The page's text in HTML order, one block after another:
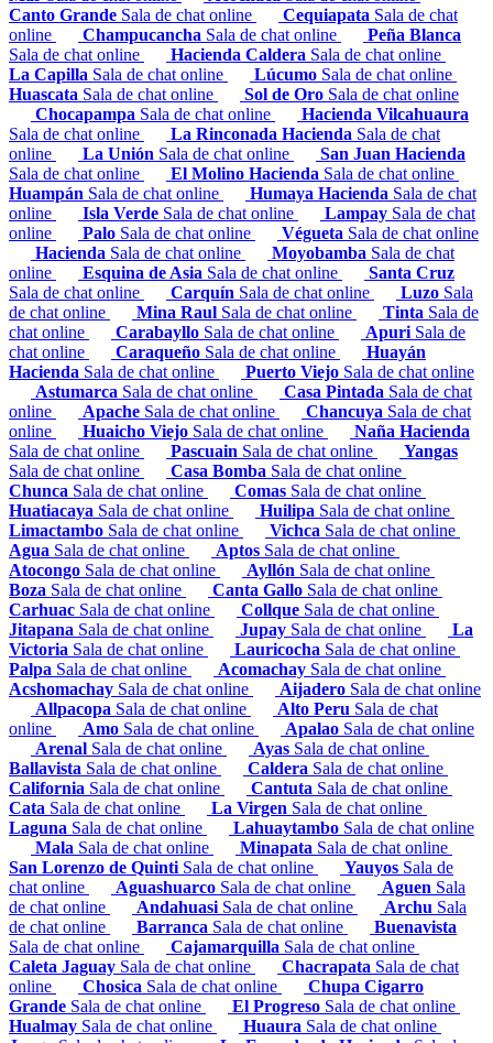
Canto Grande Sala de chat online Cequiapata Sala de chat
online
Champucancha Sala de chat online
Peña Blanca
Sala de chat online
Hacienda Caldera Sala de chat online
La Capilla Sala de chat online Lúcumo Sala de chat online
Huascata Sala de chat online Sol de Oro Sala de chat online
Chocapampa Sala de chat online
Hacienda Vilcahuaura
Sala de chat online
La Rinconada Hacienda Sala de chat
online
La Unión Sala de chat online
San Juan Hacienda
Sala de chat online
El Molino Hacienda Sala de chat online
Huampán Sala de chat online Humaya Hacienda Sala de chat
online
Isla Verde Sala de chat online Lampay Sala de chat
online
Palo Sala de chat online Végueta Sala de chat online
Hacienda Sala de chat online Moyobamba Sala de chat
online
Esquina de Asia Sala de chat online
Santa Cruz
Sala de chat online
Carquín Sala de chat online Luzo Sala
de chat online
Mina Raul Sala de chat online Tinta Sala de
chat online
Carabayllo Sala de chat online Apuri Sala de
chat online
Caraqueño Sala de chat online
Huayán
Hacienda Sala de chat online Puerto Viejo Sala de chat online
Astumarca Sala de chat online Casa Pintada Sala de chat
online
Apache Sala de chat online Chancuya Sala de chat
online
Huaicho Viejo Sala de chat online
Naña Hacienda
Sala de chat online
Pascuain Sala de chat online
Yangas
Sala de chat online
Casa Bomba Sala de chat online
Chunca Sala de chat online Comas Sala de chat online
Huatiacaya Sala de chat online Huilipa Sala de chat online
Limactambo Sala de chat online Vichca Sala de chat online
Agua Sala de chat online Aptos Sala de chat online
Atocongo Sala de chat online Ayllón Sala de chat online
Boza Sala de chat online Canta Gallo Sala de chat online
Carhuac Sala de chat online Collque Sala de chat online
Jitapana Sala de chat online Jupay Sala de chat online
La
Victoria Sala de chat online Lauricocha Sala de chat online
Palpa Sala de chat online Acomachay Sala de chat online
Acshomachay Sala de chat online Aijadero Sala de chat online
Allpacopa Sala de chat online Alto Peru Sala de chat
online
Amo Sala de chat online Apalao Sala de chat online
Arenal Sala de chat online Ayas Sala de chat online
Ballavista Sala de chat online Caldera Sala de chat online
California Sala de chat online Cantuta Sala de chat online
Cata Sala de chat online La Virgen Sala de chat online
Laguna Sala de chat online Lahuaytambo Sala de chat online
Mala Sala de chat online Minapata Sala de chat online
San Lorenzo de Quinti Sala de chat online Yauyos Sala de
chat online
Aguashuarco Sala de chat online Aguen Sala
de chat online
Andahuasi Sala de chat online Archu Sala
de chat online
Barranca Sala de chat online
Buenavista
Sala de chat online
Cajamarquilla Sala de chat online
Caleta Jaguay Sala de chat online Chacrapata Sala de chat
online
Chosica Sala de chat online
Chupa Cigarro
Grande Sala de chat online El Progreso Sala de chat online
Hualmay Sala de chat online Huaura Sala de chat online